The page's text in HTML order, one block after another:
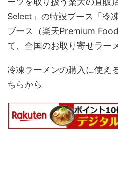
Select」の特設ブース「冷
ブース（楽天Premium
て、全国のお取り寄せラー
冷凍ラーメンの購入に使え
ちらから